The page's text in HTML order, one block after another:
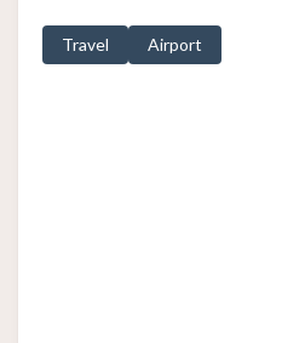
Travel Airport